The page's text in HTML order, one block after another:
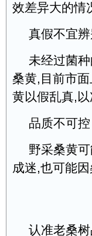
效差异大的情
真假不宜辨
未经过菌
桑黄,目前市
黄以假乱真,以
品质不可控
野采桑黄
成迷,也可能
认准老桑